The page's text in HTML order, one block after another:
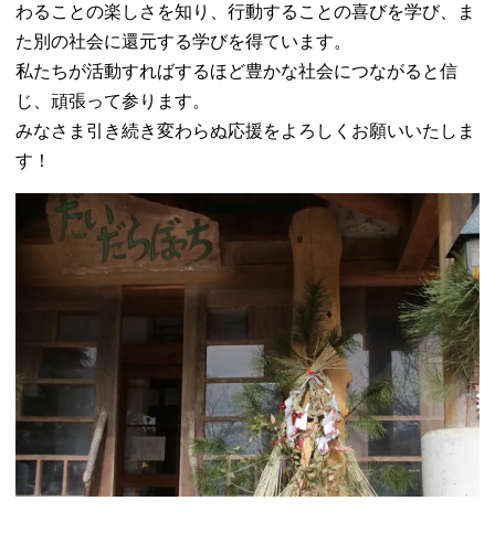
わることの楽しさを知り、行動することの喜びを学び、ま
た別の社会に還元する学びを得ています。
私たちが活動すればするほど豊かな社会につながると信
じ、頑張って参ります。
みなさま引き続き変わらぬ応援をよろしくお願いいたしま
す！